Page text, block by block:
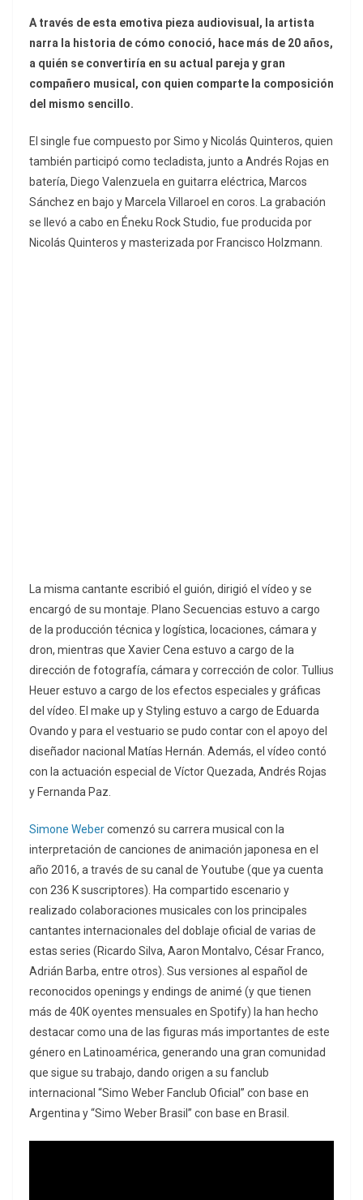
A través de esta emotiva pieza audiovisual, la artista
narra la historia de cómo conoció, hace más de 20 años,
a quién se convertiría en su actual pareja y gran
compañero musical, con quien comparte la composición
del mismo sencillo.
El single fue compuesto por Simo y Nicolás Quinteros, quien
también participó como tecladista, junto a Andrés Rojas en
batería, Diego Valenzuela en guitarra eléctrica, Marcos
Sánchez en bajo y Marcela Villaroel en coros. La grabación
se llevó a cabo en Éneku Rock Studio, fue producida por
Nicolás Quinteros y masterizada por Francisco Holzmann.
La misma cantante escribió el guión, dirigió el vídeo y se
encargó de su montaje. Plano Secuencias estuvo a cargo
de la producción técnica y logística, locaciones, cámara y
dron, mientras que Xavier Cena estuvo a cargo de la
dirección de fotografía, cámara y corrección de color. Tullius
Heuer estuvo a cargo de los efectos especiales y gráficas
del vídeo. El make up y Styling estuvo a cargo de Eduarda
Ovando y para el vestuario se pudo contar con el apoyo del
diseñador nacional Matías Hernán. Además, el vídeo contó
con la actuación especial de Víctor Quezada, Andrés Rojas
y Fernanda Paz.
Simone Webercomenzó su carrera musical con la
interpretación de canciones de animación japonesa en el
año 2016, a través de su canal de Youtube (que ya cuenta
con 236 K suscriptores). Ha compartido escenario y
realizado colaboraciones musicales con los principales
cantantes internacionales del doblaje oficial de varias de
estas series (Ricardo Silva, Aaron Montalvo, César Franco,
Adrián Barba, entre otros). Sus versiones al español de
reconocidos openings y endings de animé (y que tienen
más de 40K oyentes mensuales en Spotify) la han hecho
destacar como una de las figuras más importantes de este
género en Latinoamérica, generando una gran comunidad
que sigue su trabajo, dando origen a su fanclub
internacional “Simo Weber Fanclub Oficial” con base en
Argentina y “Simo Weber Brasil” con base en Brasil.